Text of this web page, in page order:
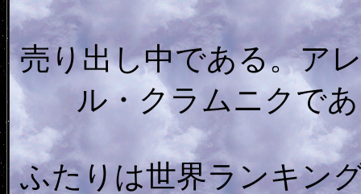
売り出し中である。ア
ル・クラムニクで
ふたりは世界ランキン